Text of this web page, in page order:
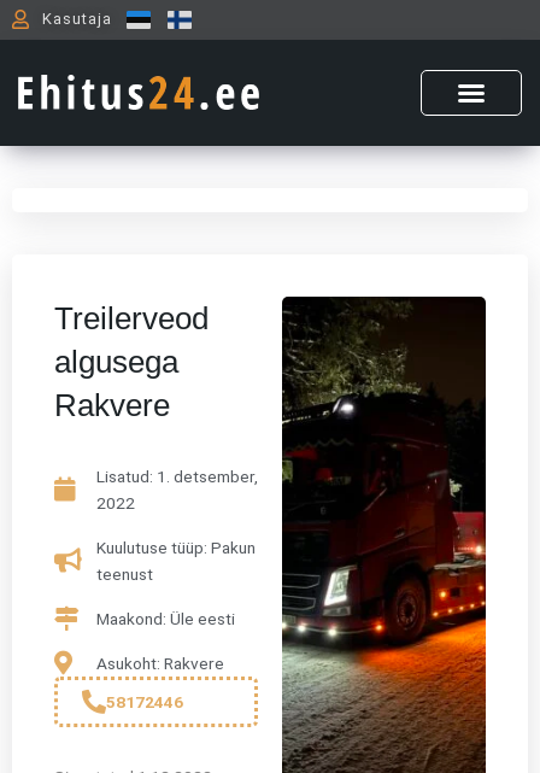
Skip
to
Kasutaja
Treilerveod
algusega
Rakvere
Lisatud: 1. detsember,
2022
Kuulutuse tüüp: Pakun
teenust
Maakond: Üle eesti
Asukoht: Rakvere
58172446